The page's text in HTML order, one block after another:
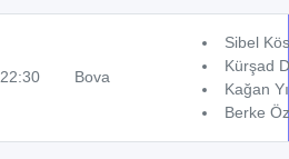
22:30 Bova
Sibel
Kürşad
Kağan
Berke